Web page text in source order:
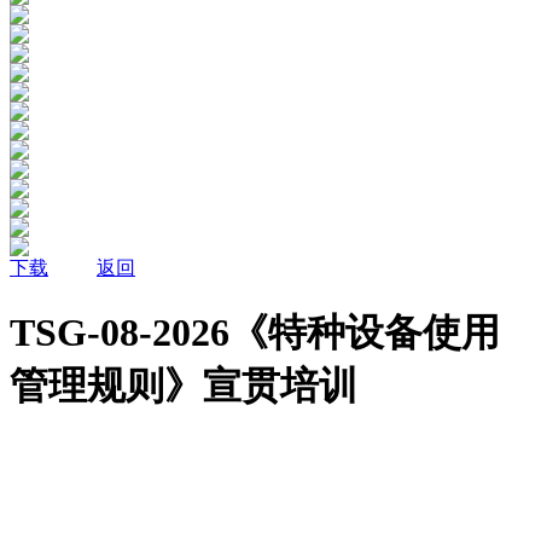
下载 返回
TSG-08-2026《特种设备使用
管理规则》宣贯培训